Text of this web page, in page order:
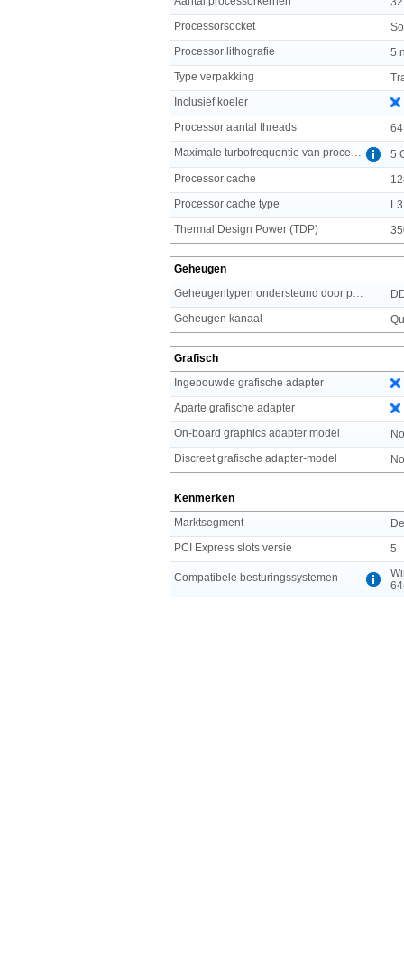
Processorsocket
Processor lithografie
5
Type verpakking
Inclusief koeler
Processor aantal threads
64
5
Processor cache
Processor cache type
L3
Thermal Design Power (TDP)
Geheugen
Geheugen kanaal
Grafisch
Ingebouwde grafische adapter
Aparte grafische adapter
On-board graphics adapter model
Discreet grafische adapter-model
Kenmerken
Marktsegment
PCI Express slots versie
5
Compatibele besturingssystemen